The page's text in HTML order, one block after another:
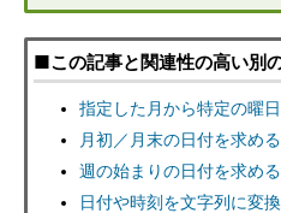
■この記事と関連性の高い別
指定した月から特定の曜
月初／月末の日付を求め
週の始まりの日付を求め
日付や時刻を文字列に変